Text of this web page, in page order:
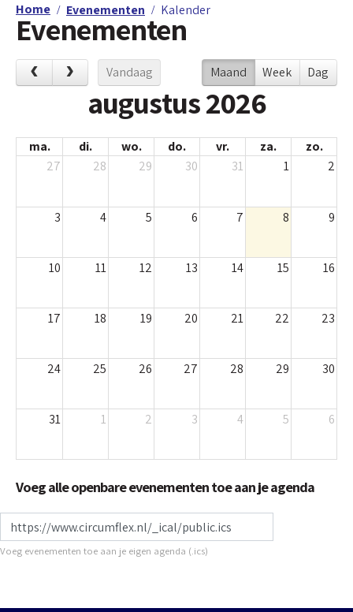
Home Evenementen Kalender
Evenementen
Vandaag Maand Week Dag
augustus 2026
ma. di. wo. do. vr. za.
zo.
27
28 29 30 31 1 2
3 4 5 6 7 8 9
10 11 12 13 14 15 16
17 18 19 20 21 22 23
24 25 26 27 28 29 30
31 1 2 3 4 5 6
Voeg alle openbare evenementen toe aan je agenda
https://www.circumflex.nl/_ical/public.ics
Voeg evenementen toe aan je eigen agenda (.ics)